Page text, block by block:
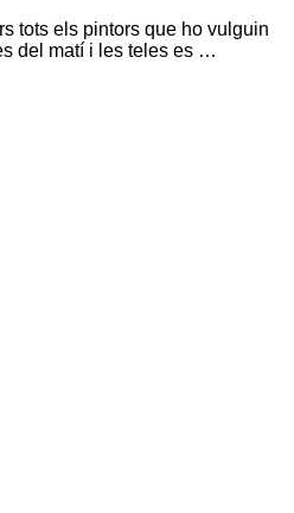
tots els pintors que ho vulguin
del matí i les teles es …